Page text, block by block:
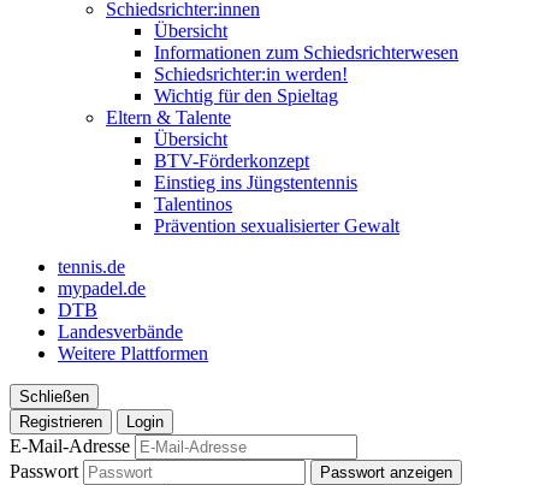
Schiedsrichter:innen
Übersicht
Informationen zum Schiedsrichterwesen
Schiedsrichter:in werden!
Wichtig für den Spieltag
Eltern & Talente
Übersicht
BTV-Förderkonzept
Einstieg ins Jüngstentennis
Talentinos
Prävention sexualisierter Gewalt
tennis.de
mypadel.de
DTB
Landesverbände
Weitere Plattformen
Schließen
Registrieren
Login
E-Mail-Adresse
Passwort
Passwort anzeigen